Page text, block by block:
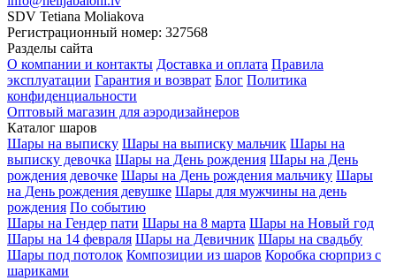
SDV Tetiana Moliakova
Регистрационный номер: 327568
Разделы сайта
О компании и контакты Доставка и оплата Правила
эксплуатации Гарантия и возврат Блог Политика
конфиденциальности
Оптовый магазин для аэродизайнеров
Каталог шаров
Шары на выписку Шары на выписку мальчик Шары на
выписку девочка Шары на День рождения Шары на День
рождения девочке Шары на День рождения мальчику Шары
на День рождения девушке Шары для мужчины на день
рождения По событию
Шары на Гендер пати Шары на 8 марта Шары на Новый год
Шары на 14 февраля Шары на Девичник Шары на свадьбу
Шары под потолок Композиции из шаров Коробка сюрприз с
шариками